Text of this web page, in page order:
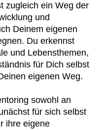
zugleich ein Weg der
und
Deinem eigenen
Du erkennst
und Lebensthemen,
für Dich selbst
eigenen Weg.
sowohl an
für sich selbst
ihre eigene